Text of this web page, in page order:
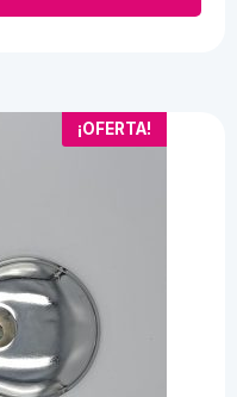
¡OFERTA!